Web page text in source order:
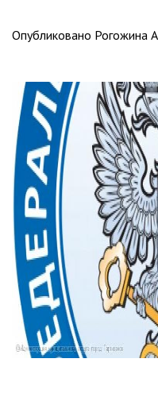
Решение
Почётные
Фотогалерея
Старые
города
Старые
города
Старые
Старый и
Сучанские
Книга
лицах и
Книга «О
Опубликовано Рогожина